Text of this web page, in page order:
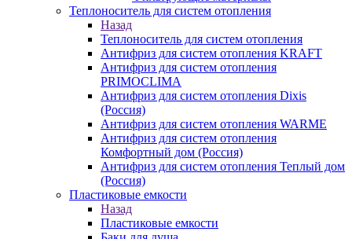
Теплоноситель для систем отопления
Назад
Теплоноситель для систем отопления
Антифриз для систем отопления KRAFT
Антифриз для систем отопления
PRIMOCLIMA
Антифриз для систем отопления Dixis
(Россия)
Антифриз для систем отопления WARME
Антифриз для систем отопления
Комфортный дом (Россия)
Антифриз для систем отопления Теплый дом
(Россия)
Пластиковые емкости
Назад
Пластиковые емкости